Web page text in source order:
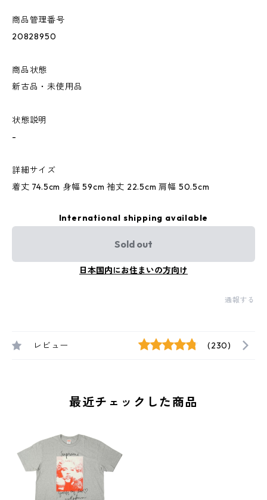
商品管理番号
20828950
商品状態
新古品・未使用品
状態説明
-
詳細サイズ
着丈 74.5cm 身幅 59cm 袖丈 22.5cm 肩幅 50.5cm
International shipping available
Sold out
日本国内にお住まいの方向け
通報する
レビュー (230)
最近チェックした商品